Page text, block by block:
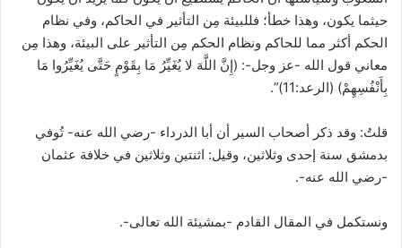
حيثما يكون، وهذا خطأ؛ فللبيئة مِن التأثير في الحاكم، وفي نظام
الحكم أكثر مما للحاكم ونظام الحكم مِن التأثير على البيئة، وهذا مِن
معاني قول الله -عز وجل-: (إِنَّ اللَّهَ لا يُغَيِّرُ مَا بِقَوْمٍ حَتَّى يُغَيِّرُوا مَا
بِأَنْفُسِهِمْ) (الرعد:11)”.
قلتُ: وقد ذكر أصحاب السير أن أبا الدرداء -رضي الله عنه- تُوفي
بدمشق سنة إحدى وثلاثين، وقيل: اثنتين وثلاثين في خلافة عثمان
-رضي الله عنه-.
ونستكمل في المقال القادم -بمشيئة الله تعالى-.